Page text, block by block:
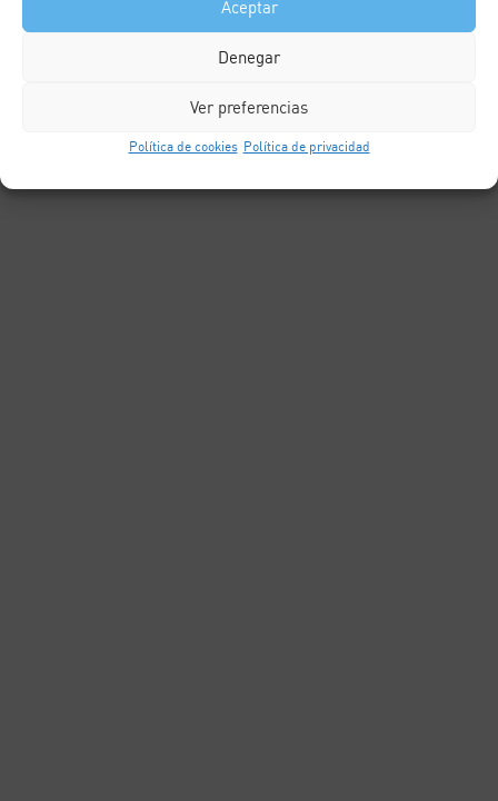
Aceptar
Denegar
Ver preferencias
Política de cookies Política de privacidad